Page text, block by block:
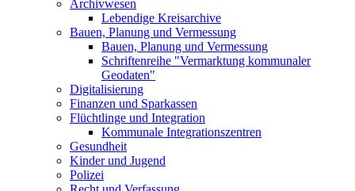
Archivwesen
Lebendige Kreisarchive
Bauen, Planung und Vermessung
Bauen, Planung und Vermessung
Schriftenreihe "Vermarktung kommunaler
Geodaten"
Digitalisierung
Finanzen und Sparkassen
Flüchtlinge und Integration
Kommunale Integrationszentren
Gesundheit
Kinder und Jugend
Polizei